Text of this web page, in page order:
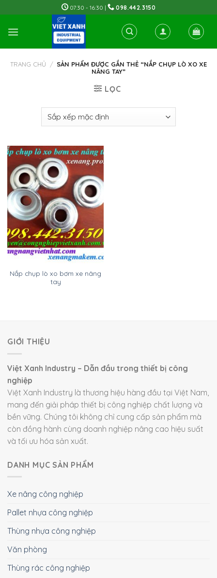
to
content
07:30 - 16:30 | 098.442.3150
TRANG CHỦ / SẢN PHẨM ĐƯỢC GẮN THẺ “NẮP CHỤP LÒ XO XE
NÂNG TAY”
LỌC
Nắp chụp lò xo bơm xe nâng
tay
GIỚI THIỆU
Việt Xanh Industry – Dẫn đầu trong thiết bị công
nghiệp
Việt Xanh Industry là thương hiệu hàng đầu tại Việt Nam,
mang đến giải pháp thiết bị công nghiệp chất lượng và
bền vững. Chúng tôi không chỉ cung cấp sản phẩm mà
còn đồng hành cùng doanh nghiệp nâng cao hiệu suất
và tối ưu hóa sản xuất.
DANH MỤC SẢN PHẨM
Xe nâng công nghiệp
Pallet nhựa công nghiệp
Thùng nhựa công nghiệp
Văn phòng
Thùng rác công nghiệp